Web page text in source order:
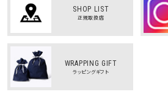
SHOP LIST
正規取扱店
WRAPPING GIFT
ラッピングギフト